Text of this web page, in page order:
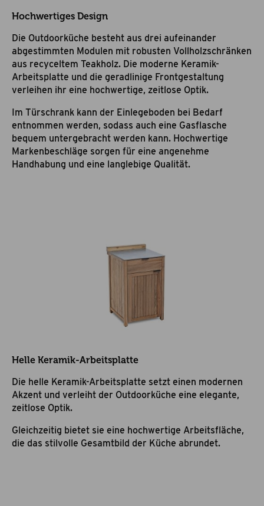
Hochwertiges Design
Die Outdoorküche besteht aus drei aufeinander
abgestimmten Modulen mit robusten Vollholzschränken
aus recyceltem Teakholz. Die moderne Keramik-
Arbeitsplatte und die geradlinige Frontgestaltung
verleihen ihr eine hochwertige, zeitlose Optik.
Im Türschrank kann der Einlegeboden bei Bedarf
entnommen werden, sodass auch eine Gasflasche
bequem untergebracht werden kann. Hochwertige
Markenbeschläge sorgen für eine angenehme
Handhabung und eine langlebige Qualität.
Helle Keramik-Arbeitsplatte
Die helle Keramik-Arbeitsplatte setzt einen modernen
Akzent und verleiht der Outdoorküche eine elegante,
zeitlose Optik.
Gleichzeitig bietet sie eine hochwertige Arbeitsfläche,
die das stilvolle Gesamtbild der Küche abrundet.